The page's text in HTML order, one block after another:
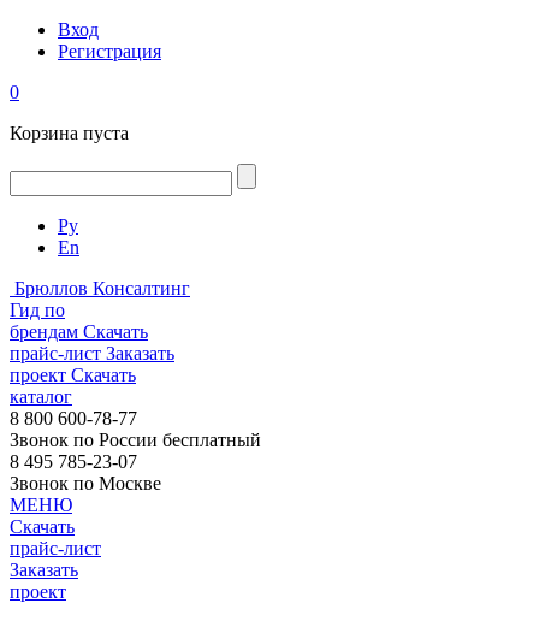
Вход
Регистрация
0
Корзина пуста
Ру
En
Брюллов Консалтинг
Гид по
брендам Скачать
прайс-лист Заказать
проект Скачать
каталог
8 800 600-78-77
Звонок по России бесплатный
8 495 785-23-07
Звонок по Москве
МЕНЮ
Скачать
прайс-лист
Заказать
проект